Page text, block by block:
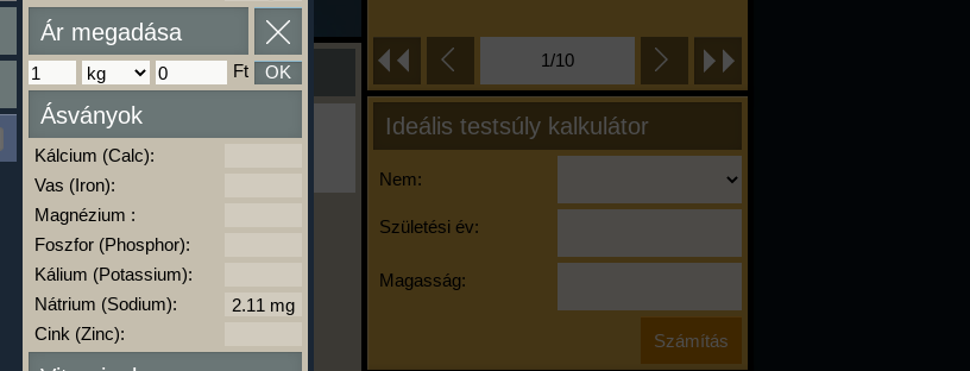
1/10
Ideális testsúly kalkulátor
Nem:
Születési év:
Magasság:
Ha ma már nem eszel/sportolsz többet,
kattints a kiértékelésre!
A Kalória Szimulátor Prémium funkció.
-
Ár megadása
Ft OK
Ásványok
Kálcium (Calc):
Vas (Iron):
Magnézium :
Foszfor (Phosphor):
Kálium (Potassium):
Nátrium (Sodium):
Cink (Zinc):